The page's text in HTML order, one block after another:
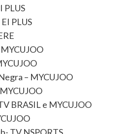
PLUS
PLUS
– MYCUJOO
BRASIL e MYCUJOO